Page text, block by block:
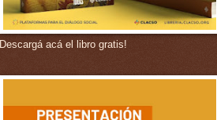
Descargá acá el libro gratis!